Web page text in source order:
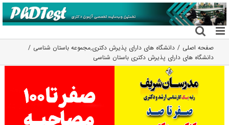
رفتن
به
محتوا
صفحه اصلی دانشگاه های دارای پذیرش دکتری,مجموعه باستان شناسی
دانشگاه های دارای پذیرش دکتری باستان شناسی